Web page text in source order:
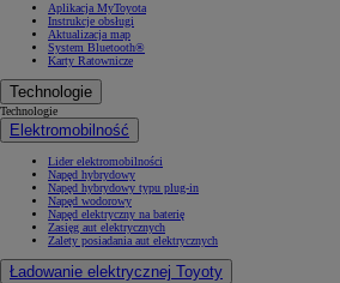
Aplikacja MyToyota
Instrukcje obsługi
Aktualizacja map
System Bluetooth®
Karty Ratownicze
Technologie
Technologie
Elektromobilność
Lider elektromobilności
Napęd hybrydowy
Napęd hybrydowy typu plug-in
Napęd wodorowy
Napęd elektryczny na baterię
Zasięg aut elektrycznych
Zalety posiadania aut elektrycznych
Ładowanie elektrycznej Toyoty